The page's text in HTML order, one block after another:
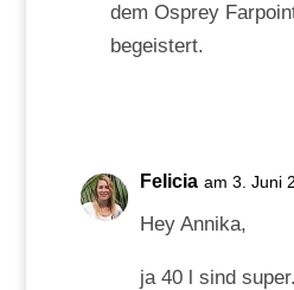
dem Osprey
begeistert.
Felicia am 3. Juni
Hey Annika,
ja 40 l sind